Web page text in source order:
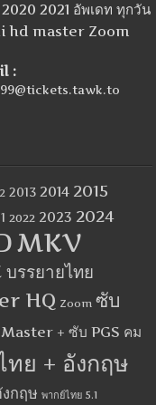
2020 2021 อัพเดท ทุกวัน
hd master Zoom
:
2013 2014 2015
2022 2023 2024
MKV
บรรยายไทย
HQ Zoom ซับ
+ ซับ PGS คม
ทย + อังกฤษ
กฤษ พากย์ไทย 5.1